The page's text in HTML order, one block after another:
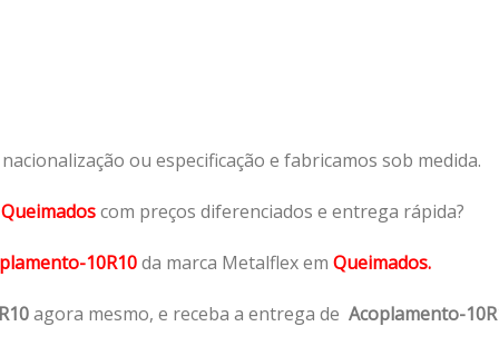
ou especificação e fabricamos sob medida.
Queimadoscom preços diferenciados e entrega rápida?
10R10da marca Metalflex em Queimados.
agora mesmo, e receba a entrega de Acoplamento-